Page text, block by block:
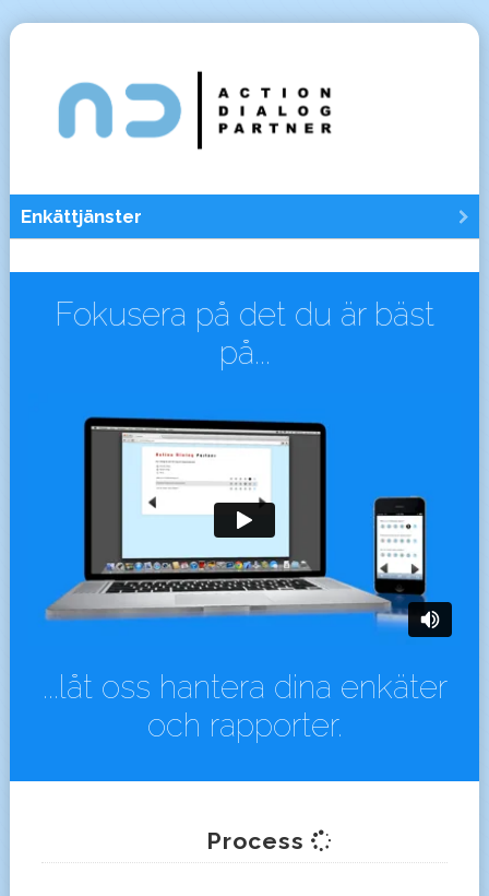
Fokusera på det du är bäst
på...
...låt oss hantera dina enkäter
och rapporter.
Process